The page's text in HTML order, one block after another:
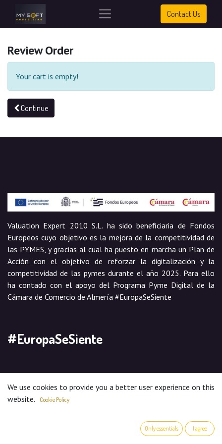
Contact Us
Review Order
Your cart is empty!
Continue
Valuation Expert 2010 S.L. ha sido beneficiaria de Fondos
Europeos cuyo objetivo es la mejora de la competitividad de
las PYMES, y gracias al cual ha puesto en marcha un Plan de
Acción con el objetivo de reforzar la digitalización y la
competitividad de las pymes durante el año 2025. Para ello
ha contado con el apoyo del Programa Pyme Digital de la
Cámara de Comercio de Almería #EuropaSeSiente
#EuropaSeSiente
We use cookies to provide you a better user experience on this
website.
Cookie Policy
Only essentials I agree